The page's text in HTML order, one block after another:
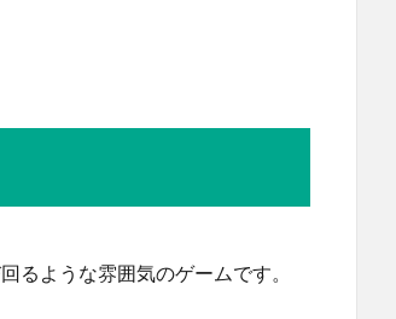
るような雰囲気のゲームです。